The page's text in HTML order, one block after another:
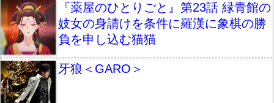
『薬屋のひとりごと』第23話 緑青館の
妓女の身請けを条件に羅漢に象棋の勝
負を申し込む猫猫
牙狼＜GARO＞